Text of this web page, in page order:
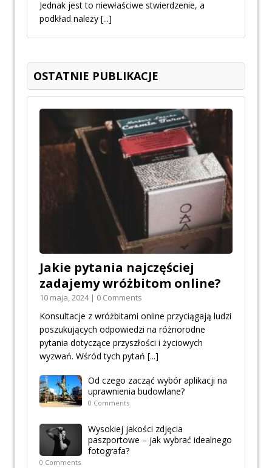
Jednak jest to niewłaściwe stwierdzenie, a
podkład należy [...]
OSTATNIE PUBLIKACJE
Jakie pytania najczęściej
zadajemy wróżbitom online?
10 maja, 2024 | 0 Comments
Konsultacje z wróżbitami online przyciągają ludzi
poszukujących odpowiedzi na różnorodne
pytania dotyczące przyszłości i życiowych
wyzwań. Wśród tych pytań [...]
Od czego zacząć wybór aplikacji na
uprawnienia budowlane?
0 Comments
Wysokiej jakości zdjęcia
paszportowe – jak wybrać idealnego
fotografa?
0 Comments